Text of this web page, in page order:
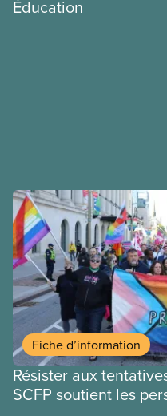
Éducation
Fiche d’information
Résister aux
SCFP soutient les